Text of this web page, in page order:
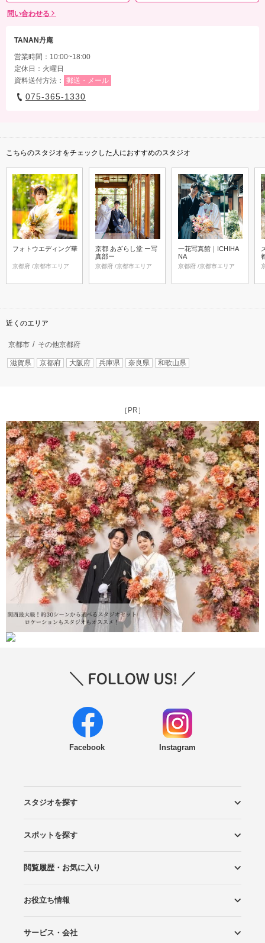
問い合わせる
TANAN丹庵
営業時間：10:00~18:00
定休日：火曜日
資料送付方法：
郵送・メール
075-365-1330
こちらのスタジオをチェックした人におすすめのスタジオ
フォトウエディング華
京都府 /京都市エリア
京都 あざらし堂 ー写
真部ー
京都府 /京都市エリア
一花写真館｜ICHIHA
NA
京都府 /京都市エリア
近くのエリア
京都市 その他京都府
滋賀県 京都府 大阪府 兵庫県 奈良県 和歌山県
［PR］
Facebook Instagram
スタジオを探す
エリアから探す
こだわりから探す
NEW PHOTO STYLE
プランから探す
フォトタイプ診断
フォトグラファーから探す
国内リゾートから探す
スポットを探す
ロケーションから探す
スタジオから探す
閲覧履歴・お気に入り
閲覧スタジオ
お気に入り
お役立ち情報
Wedding Photo マガジン
はじめてガイド
サービス・会社